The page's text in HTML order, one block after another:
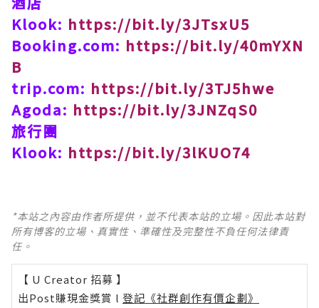
Klook: https://bit.ly/3JTsxU5
Booking.com: https://bit.ly/40mYXN
B
trip.com: https://bit.ly/3TJ5hwe
Agoda: https://bit.ly/3JNZqS0
旅行團
Klook: https://bit.ly/3lKUO74
*本站之內容由作者所提供，並不代表本站的立場。因此本站對
所有博客的立場、真實性、準確性及完整性不負任何法律責
任。
【 U Creator 招募 】
出Post賺現金獎賞 l 登記《社群創作有價企劃》